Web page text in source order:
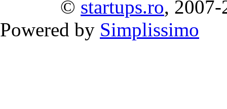
© startups.ro, 2007-
Powered by Simplissimo